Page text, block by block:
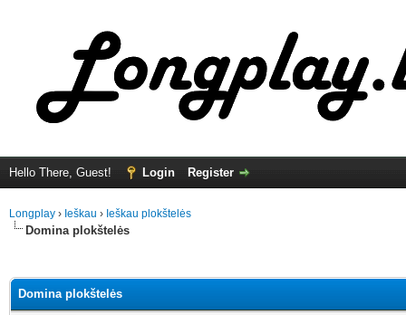
Hello There, Guest! Login Register
Longplay › Ieškau › Ieškau plokštelės
Domina plokštelės
Domina plokštelės